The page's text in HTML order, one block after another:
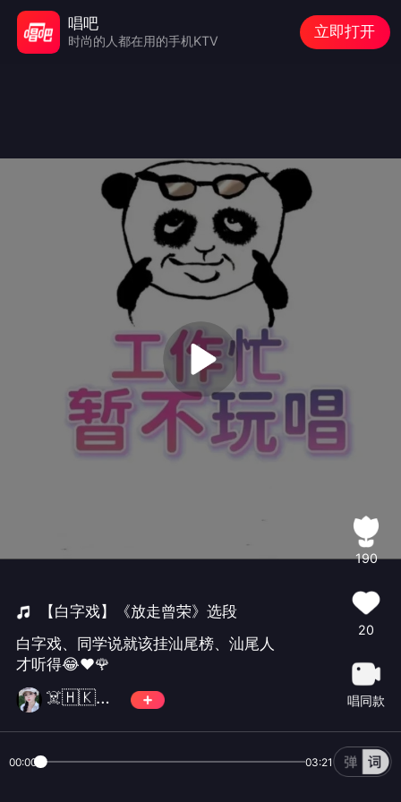
【白字戏】《放走曾荣》选段
白字戏、同学说就该挂汕尾榜、汕尾人
才听得😂❤🌹
☠️🇭🇰非凡🇭🇰清风♥️V587
190
20
唱同款
00:00 03:21
唱吧
时尚的人都在用的手机KTV
立即打开